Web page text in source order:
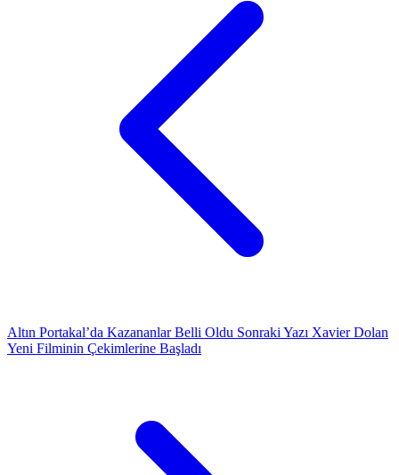
Altın Portakal’da Kazananlar Belli Oldu Sonraki Yazı Xavier Dolan
Yeni Filminin Çekimlerine Başladı